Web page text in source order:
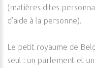
(matières dites
d’aide à la personne).
Le petit royaume de
seul : un parlement et